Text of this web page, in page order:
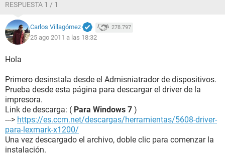
RESPUESTA 1 / 1
Carlos Villagómez 278.797
25 ago 2011 a las 18:32
Hola
Primero desinstala desde el Admisniatrador de dispositivos.
Prueba desde esta página para descargar el driver de la
impresora.
Link de descarga: ( Para Windows 7 )
---> https://es.ccm.net/descargas/herramientas/5608-driver-
para-lexmark-x1200/
Una vez descargado el archivo, doble clic para comenzar la
instalación.